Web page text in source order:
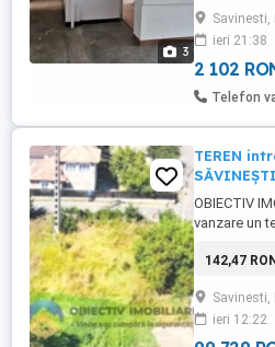
3
parcare și
este de 400
eur pentru
Savinesti,
ieri 21:38
2 102
Telefon
TEREN
SǍVINEŞTI
OBIECTIV
vanzare un
NEAMT
are formǎ
beneficiaza
multe detalii
142,47
Savinesti,
ieri 12:22